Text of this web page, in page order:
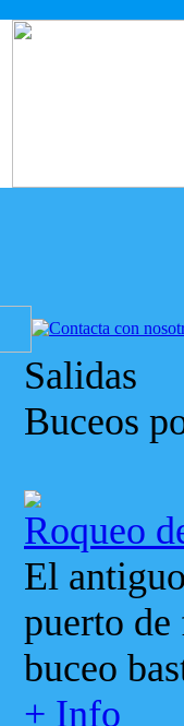
Salidas
Buceos
Roqueo
El
puerto
buceo
+ Info